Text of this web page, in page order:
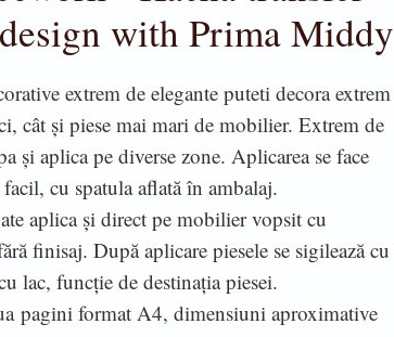
with Prima Middy
extrem de elegante puteti decora extrem
cât și piese mai mari de mobilier. Extrem de
și aplica pe diverse zone. Aplicarea se face
cu spatula aflată în ambalaj.
aplica și direct pe mobilier vopsit cu
finisaj. După aplicare piesele se sigilează cu
lac, funcție de destinația piesei.
pagini format A4, dimensiuni aproximative